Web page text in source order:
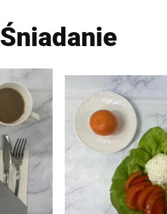
Śniadanie